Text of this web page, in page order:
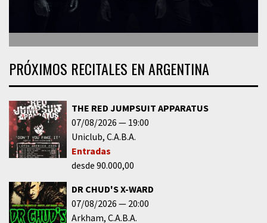
PRÓXIMOS RECITALES EN ARGENTINA
THE RED JUMPSUIT APPARATUS
07/08/2026
19:00
Uniclub C.A.B.A.
Entradas
desde 90.000,00
DR CHUD'S X-WARD
07/08/2026
20:00
Arkham C.A.B.A.